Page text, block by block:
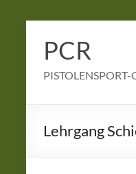
Inhalt
springen
PCR
PISTOLENSPORT-
Lehrgang